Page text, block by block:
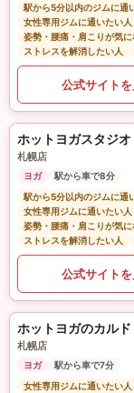
駅から5分以内のジムに通
女性専用ジムに通いたい人
姿勢・腰痛・肩こりが気に
ストレスを解消したい人
公式サイト
ホットヨガスタジオ
札幌店
ヨガ
駅から車で8分
駅から5分以内のジムに通
女性専用ジムに通いたい人
姿勢・腰痛・肩こりが気に
ストレスを解消したい人
公式サイト
ホットヨガのカルド
札幌店
ヨガ
駅から車で7分
女性専用ジムに通いたい人